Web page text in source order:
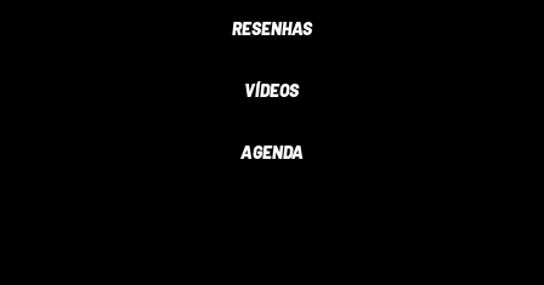
RESENHAS
VÍDEOS
AGENDA